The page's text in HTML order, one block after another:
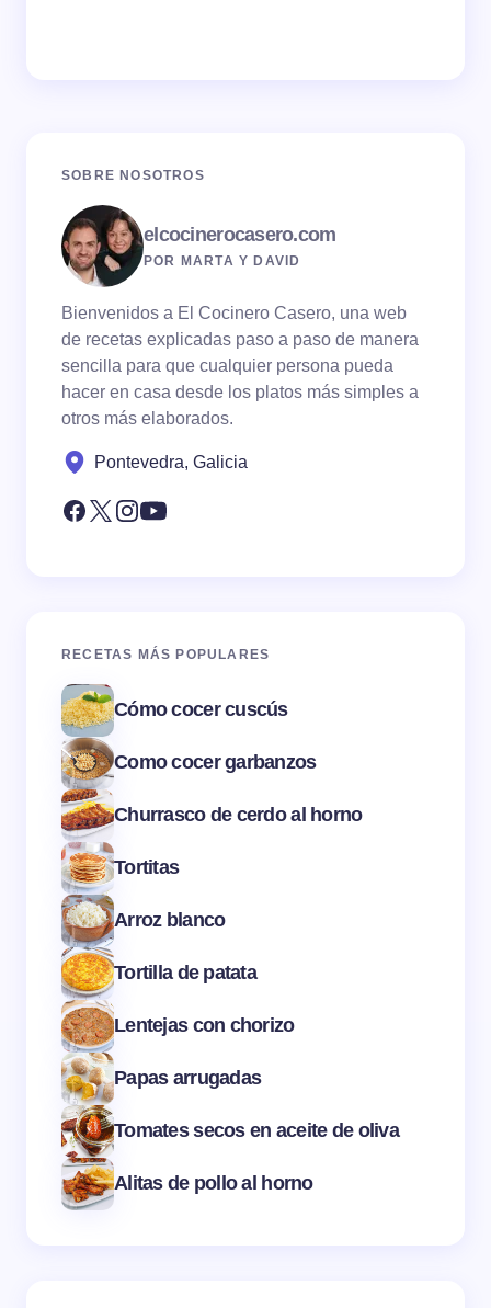
SOBRE NOSOTROS
elcocinerocasero.com
POR MARTA Y DAVID
Bienvenidos a El Cocinero Casero, una web
de recetas explicadas paso a paso de manera
sencilla para que cualquier persona pueda
hacer en casa desde los platos más simples a
otros más elaborados.
Pontevedra, Galicia
RECETAS MÁS POPULARES
Cómo cocer cuscús
Como cocer garbanzos
Churrasco de cerdo al horno
Tortitas
Arroz blanco
Tortilla de patata
Lentejas con chorizo
Papas arrugadas
Tomates secos en aceite de oliva
Alitas de pollo al horno